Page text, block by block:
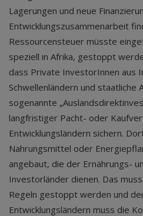
Lagerungen und neue
Entwicklungszusammenarbeit
Ressourcensteuer müsste
speziell in Afrika, gestoppt
dass Private InvestorInnen aus
Schwellenländern und staatliche
sogenannte
langfristiger Pacht- oder
Entwicklungsländern sichern.
Nahrungsmittel oder
angebaut, die der Ernährungs-
Investorländer dienen. Das
Regeln gestoppt werden und
Entwicklungsländern muss die